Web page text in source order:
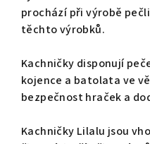
prochází při výrobě
těchto výrobků.
Kachničky disponují
kojence a batolata ve
bezpečnost hraček a
Kachničky Lilalu jsou